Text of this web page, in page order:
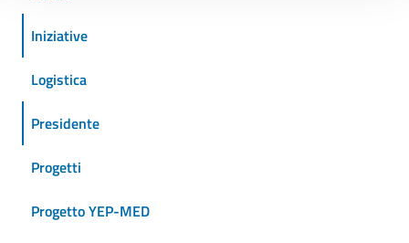
Iniziative
Logistica
Presidente
Progetti
Progetto YEP-MED